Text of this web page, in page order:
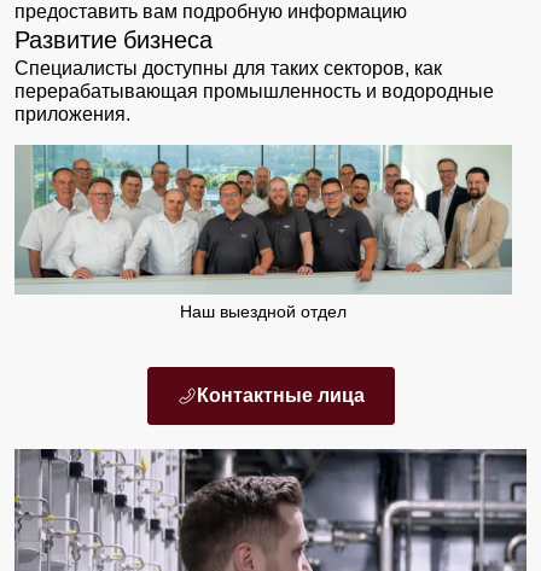
предоставить вам подробную информацию
Развитие бизнеса
Специалисты доступны для таких секторов, как
перерабатывающая промышленность и водородные
приложения.
Наш выездной отдел
Контактные лица